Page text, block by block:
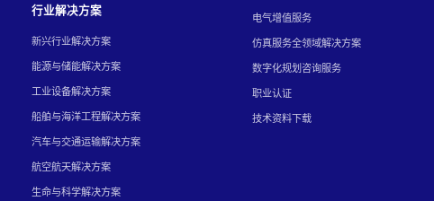
行业解决方案
新兴行业解决方案
能源与储能解决方案
工业设备解决方案
船舶与海洋工程解决方案
汽车与交通运输解决方案
航空航天解决方案
生命与科学解决方案
电气增值服务
仿真服务全领域解决方案
数字化规划咨询服务
职业认证
技术资料下载